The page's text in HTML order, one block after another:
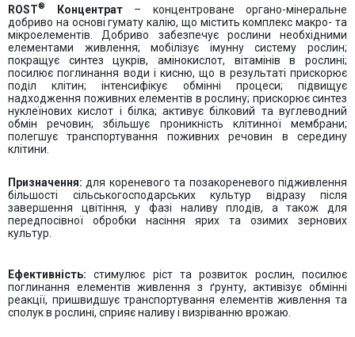
ROST® Концентрат – концентроване органо-мінеральне
добриво на основі гумату калію, що містить комплекс макро- та
мікроелементів. Добриво забезпечує рослини необхідними
елементами живлення; мобілізує імунну систему рослин;
покращує синтез цукрів, амінокислот, вітамінів в рослині;
посилює поглинання води і кисню, що в результаті прискорює
поділ клітин; інтенсифікує обмінні процеси; підвищує
надходження поживних елементів в рослину; прискорює синтез
нуклеїнових кислот і білка; активує білковий та вуглеводний
обмін речовин; збільшує проникність клітинної мембрани;
полегшує транспортування поживних речовин в середину
клітини.
Призначення: для кореневого та позакореневого підживлення
більшості сільськогосподарських культур відразу після
завершення цвітіння, у фазі наливу плодів, а також для
передпосівної обробки насіння ярих та озимих зернових
культур.
Ефективність:стимулює ріст та розвиток рослин, посилює
поглинання елементів живлення з ґрунту, активізує обмінні
реакції, пришвидшує транспортування елементів живлення та
сполук в рослині, сприяє наливу і визріванню врожаю.